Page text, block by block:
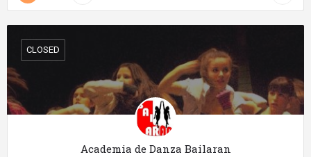
Academia de Danza Bailaran
CLOSED